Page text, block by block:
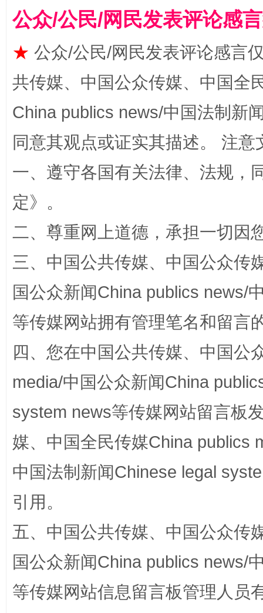
漫山遍野的桃花与雪山、麦地、白藏房 除
招工难、用工荒背后
这是一记警钟！ 谢
公众/公民/网民发表评论感
★ 公众/公民/网民发表评论感言
共传媒、中国公众传媒、中国全
China publics news/中国法制新
同意其观点或证实其描述。 注
一、遵守各国有关法律、法规，
定》。
二、尊重网上道德，承担一切因
三、中国公共传媒、中国公众传
国公众新闻China publics news/
等传媒网站拥有管理笔名和留言
四、您在中国公共传媒、中国公
media/中国公众新闻China
system news等传媒网站留言板
媒、中国全民传媒China publics
中国法制新闻Chinese legal
引用。
五、中国公共传媒、中国公众传
国公众新闻China publics news/
等传媒网站信息留言板管理人员